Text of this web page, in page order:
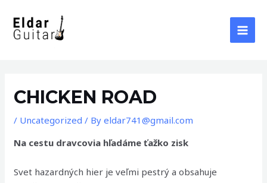
content
CHICKEN ROAD
/ Uncategorized / Byeldar741@gmail.com
Na cestu dravcovia hľadáme ťažko zisk
Svet hazardných hier je veľmi pestrý a obsahuje